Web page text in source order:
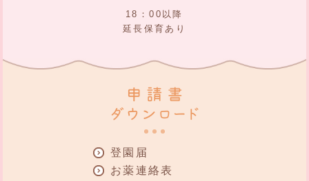
18：00以降
延長保育あり
登園届
お薬連絡表